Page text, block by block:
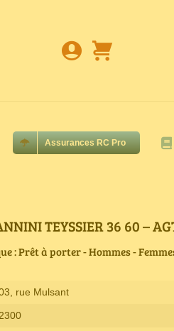
Assurances RC Pro
TEYSSIER 36 60 –
: Prêt à porter - Hommes -
rue Mulsant